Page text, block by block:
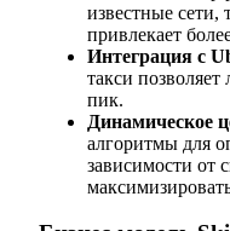
известные сети,
привлекает
Интеграция с
такси позволяет
пик.
Динамическое
алгоритмы для
зависимости от